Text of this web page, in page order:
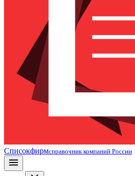
Списокфирмсправочник компаний России